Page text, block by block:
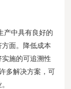
产中具有良好的
面。降低成本
施的可追溯性
多解决方案，可